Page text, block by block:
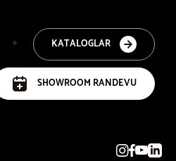
KATALOGLAR
SHOWROOM RANDEVU